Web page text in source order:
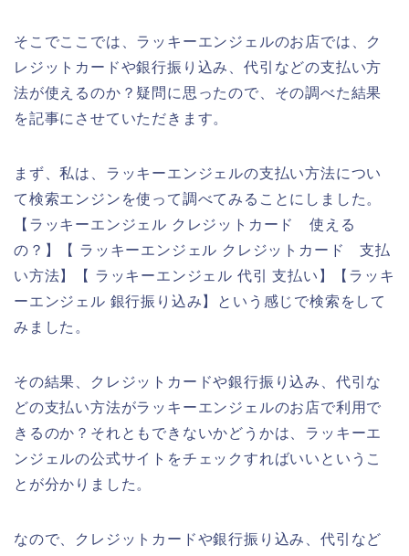
そこでここでは、ラッキーエンジェルのお店では、ク
レジットカードや銀行振り込み、代引などの支払い方
法が使えるのか？疑問に思ったので、その調べた結果
を記事にさせていただきます。
まず、私は、ラッキーエンジェルの支払い方法につい
て検索エンジンを使って調べてみることにしました。
【ラッキーエンジェル クレジットカード 使える
の？】【 ラッキーエンジェル クレジットカード 支払
い方法】【 ラッキーエンジェル 代引 支払い】【ラッキ
ーエンジェル 銀行振り込み】という感じで検索をして
みました。
その結果、クレジットカードや銀行振り込み、代引な
どの支払い方法がラッキーエンジェルのお店で利用で
きるのか？それともできないかどうかは、ラッキーエ
ンジェルの公式サイトをチェックすればいいというこ
とが分かりました。
なので、クレジットカードや銀行振り込み、代引など